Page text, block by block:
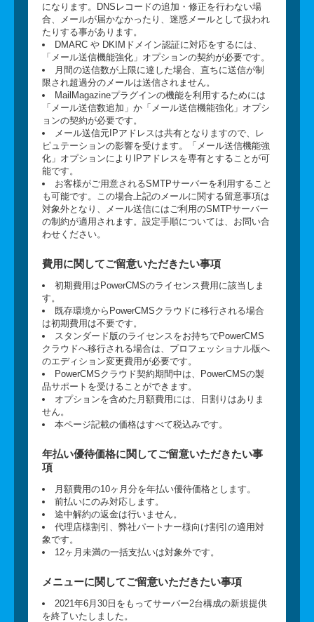
になります。DNSレコードの追加・修正を行わない場
合、メールが届かなかったり、迷惑メールとして扱われ
たりする事があります。
DMARC や DKIMドメイン認証に対応をするには、
「メール送信機能強化」オプションの契約が必要です。
月間の送信数が上限に達した場合、直ちに送信が制
限され超過分のメールは送信されません。
MailMagazineプラグインの機能を利用するためには
「メール送信数追加」か「メール送信機能強化」オプシ
ョンの契約が必要です。
メール送信元IPアドレスは共有となりますので、レ
ピュテーションの影響を受けます。「メール送信機能強
化」オプションによりIPアドレスを専有とすることが可
能です。
お客様がご用意されるSMTPサーバーを利用すること
も可能です。この場合上記のメールに関する留意事項は
対象外となり、メール送信にはご利用のSMTPサーバー
の制約が適用されます。設定手順については、お問い合
わせください。
費用に関してご留意いただきたい事項
初期費用はPowerCMSのライセンス費用に該当しま
す。
既存環境からPowerCMSクラウドに移行される場合
は初期費用は不要です。
スタンダード版のライセンスをお持ちでPowerCMS
クラウドへ移行される場合は、プロフェッショナル版へ
のエディション変更費用が必要です。
PowerCMSクラウド契約期間中は、PowerCMSの製
品サポートを受けることができます。
オプションを含めた月額費用には、日割りはありま
せん。
本ページ記載の価格はすべて税込みです。
年払い優待価格に関してご留意いただきたい事
項
月額費用の10ヶ月分を年払い優待価格とします。
前払いにのみ対応します。
途中解約の返金は行いません。
代理店様割引、弊社パートナー様向け割引の適用対
象です。
12ヶ月未満の一括支払いは対象外です。
メニューに関してご留意いただきたい事項
2021年6月30日をもってサーバー2台構成の新規提供
を終了いたしました。